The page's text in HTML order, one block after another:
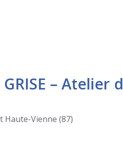
– Atelier
Haute-Vienne (87)